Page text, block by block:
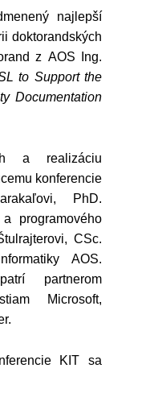
najlepší
doktorandských
z AOS Ing.
to Support the
Documentation
a realizáciu
konferencie
PhD.
programového
CSc.
AOS.
partnerom
Microsoft,
KIT sa